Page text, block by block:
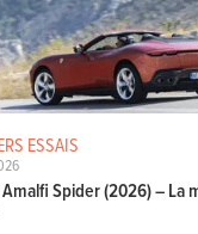
ESSAIS
Spider (2026) – La